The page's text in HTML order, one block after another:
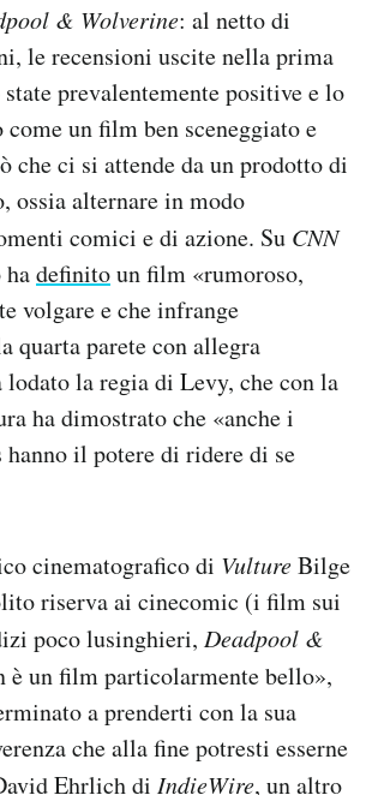
& Wolverine: al netto di
le recensioni uscite nella prima
prevalentemente positive e lo
un film ben sceneggiato e
che ci si attende da un prodotto di
ossia alternare in modo
comici e di azione. Su CNN
definitoun film «rumoroso,
volgare e che infrange
quarta parete con allegra
lodato la regia di Levy, che con la
ha dimostrato che «anche i
il potere di ridere di se
cinematografico di VultureBilge
riserva ai cinecomic (i film sui
poco lusinghieri, Deadpool &
è un film particolarmente bello»,
a prenderti con la sua
che alla fine potresti esserne
Ehrlich di IndieWire, un altro